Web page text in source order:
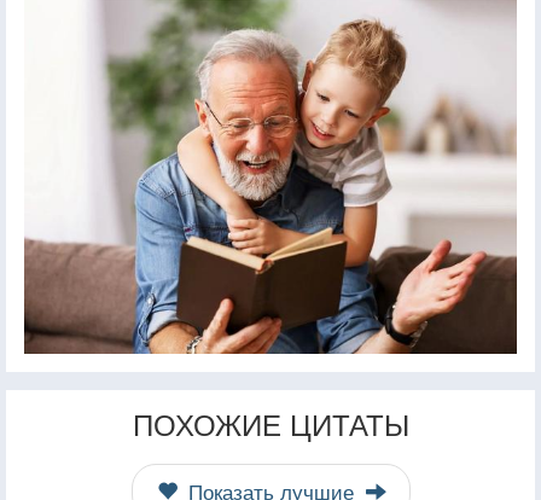
ПОХОЖИЕ ЦИТАТЫ
Показать лучшие